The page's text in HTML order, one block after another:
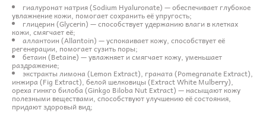
гиалуронат натрия (Sodium Hyaluronate) — обеспечивает глубокое
увлажнение кожи, помогает сохранить её упругость;
глицерин (Glycerin) — способствует удержанию влаги в клетках
кожи, смягчает её;
аллантоин (Allantoin) — успокаивает кожу, способствует её
регенерации, помогает сузить поры;
бетаин (Betaine) — увлажняет и смягчает кожу, уменьшает
раздражение;
экстракты лимона (Lemon Extract), граната (Pomegranate Extract),
инжира (Fig Extract), белой шелковицы (Extract White Mulberry),
ореха гинкго билоба (Ginkgo Biloba Nut Extract) — насыщают кожу
полезными веществами, способствуют улучшению её состояния,
придают здоровый вид;